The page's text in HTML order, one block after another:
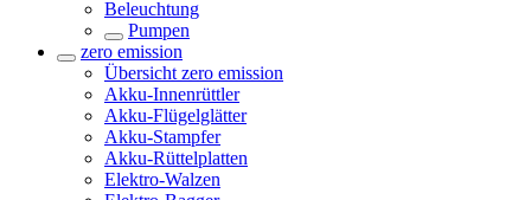
Beleuchtung
Pumpen
zero emission
Übersicht zero emission
Akku-Innenrüttler
Akku-Flügelglätter
Akku-Stampfer
Akku-Rüttelplatten
Elektro-Walzen